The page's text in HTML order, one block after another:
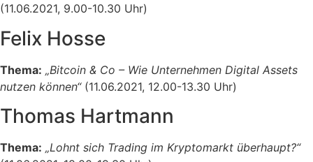
(11.06.2021, 9.00-10.30 Uhr)
Felix Hosse
Thema: „Bitcoin & Co – Wie Unternehmen Digital Assets
nutzen können“(11.06.2021, 12.00-13.30 Uhr)
Thomas Hartmann
Thema: „Lohnt sich Trading im Kryptomarkt überhaupt?“